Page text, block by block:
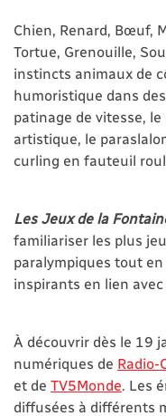
Chien, Renard, Bœuf,
Tortue, Grenouille,
instincts animaux de
humoristique dans
patinage de vitesse,
artistique, le
curling en fauteuil
Les Jeux de la
familiariser les plus
paralympiques tout
inspirants en lien avec
À découvrir dès le 19
numériques de Radio-
et de TV5Monde . Les
diffusées à différents